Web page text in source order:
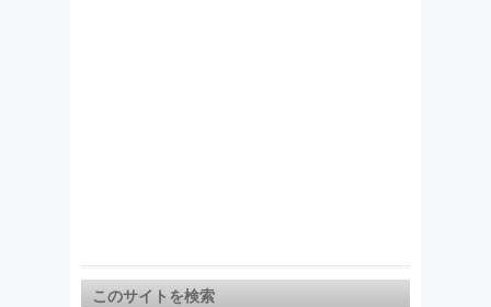
このサイトを検索